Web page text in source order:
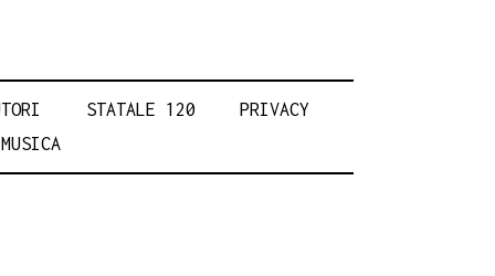
STATALE 120
PRIVACY
MUSICA